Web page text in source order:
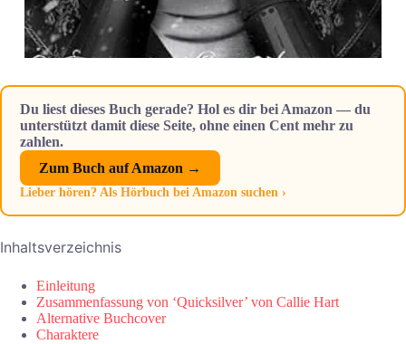
Du liest dieses Buch gerade? Hol es dir bei Amazon — du
unterstützt damit diese Seite, ohne einen Cent mehr zu
zahlen.
Zum Buch auf Amazon →
Lieber hören? Als Hörbuch bei Amazon suchen ›
Inhaltsverzeichnis
Einleitung
Zusammenfassung von ‘Quicksilver’ von Callie Hart
Alternative Buchcover
Charaktere